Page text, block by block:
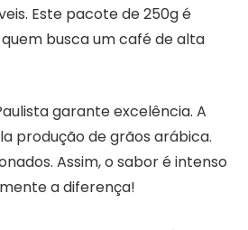
Este pacote de 250g é
busca um café de alta
garante excelência. A
produção de grãos arábica.
Assim, o sabor é intenso
a diferença!